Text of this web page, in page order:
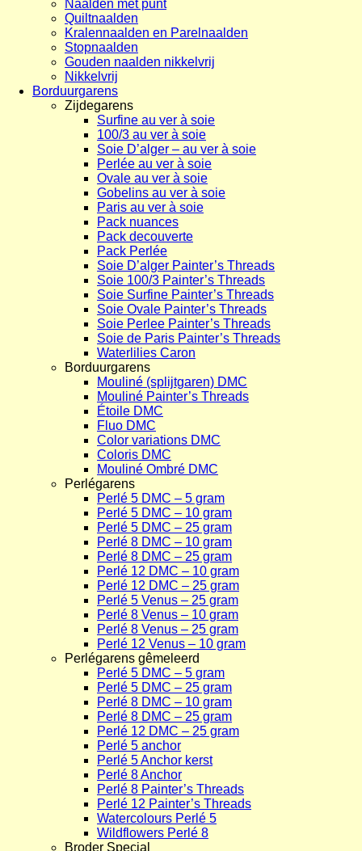
Naalden met punt
Quiltnaalden
Kralennaalden en Parelnaalden
Stopnaalden
Gouden naalden nikkelvrij
Nikkelvrij
Borduurgarens
Zijdegarens
Surfine au ver à soie
100/3 au ver à soie
Soie D’alger – au ver à soie
Perlée au ver à soie
Ovale au ver à soie
Gobelins au ver à soie
Paris au ver à soie
Pack nuances
Pack decouverte
Pack Perlée
Soie D’alger Painter’s Threads
Soie 100/3 Painter’s Threads
Soie Surfine Painter’s Threads
Soie Ovale Painter’s Threads
Soie Perlee Painter’s Threads
Soie de Paris Painter’s Threads
Waterlilies Caron
Borduurgarens
Mouliné (splijtgaren) DMC
Mouliné Painter’s Threads
Étoile DMC
Fluo DMC
Color variations DMC
Coloris DMC
Mouliné Ombré DMC
Perlégarens
Perlé 5 DMC – 5 gram
Perlé 5 DMC – 10 gram
Perlé 5 DMC – 25 gram
Perlé 8 DMC – 10 gram
Perlé 8 DMC – 25 gram
Perlé 12 DMC – 10 gram
Perlé 12 DMC – 25 gram
Perlé 5 Venus – 25 gram
Perlé 8 Venus – 10 gram
Perlé 8 Venus – 25 gram
Perlé 12 Venus – 10 gram
Perlégarens gêmeleerd
Perlé 5 DMC – 5 gram
Perlé 5 DMC – 25 gram
Perlé 8 DMC – 10 gram
Perlé 8 DMC – 25 gram
Perlé 12 DMC – 25 gram
Perlé 5 anchor
Perlé 5 Anchor kerst
Perlé 8 Anchor
Perlé 8 Painter’s Threads
Perlé 12 Painter’s Threads
Watercolours Perlé 5
Wildflowers Perlé 8
Broder Special